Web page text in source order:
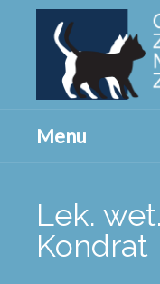
Menu
Lek.
Kondrat